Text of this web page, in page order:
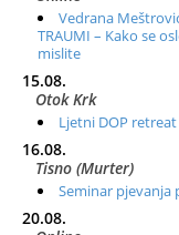
Vedrana
TRAUMI – Kako se
mislite
15.08.
Otok Krk
Ljetni DOP
16.08.
Tisno (Murter)
Seminar pjevanja
20.08.